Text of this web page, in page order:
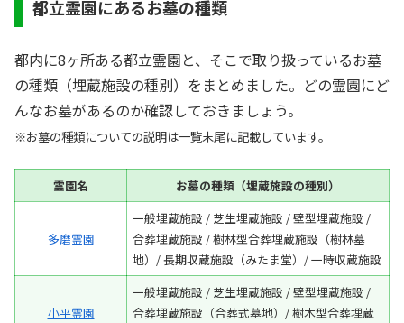
都立霊園にあるお墓の種類
都内に8ヶ所ある都立霊園と、そこで取り扱っているお墓
の種類（埋蔵施設の種別）をまとめました。どの霊園にど
んなお墓があるのか確認しておきましょう。
※お墓の種類についての説明は一覧末尾に記載しています。
霊園名 お墓の種類（埋蔵施設の種別）
多磨霊園
一般埋蔵施設 / 芝生埋蔵施設 / 壁型埋蔵施設 /
合葬埋蔵施設 / 樹林型合葬埋蔵施設（樹林墓
地）/ 長期収蔵施設（みたま堂）/ 一時収蔵施設
小平霊園
一般埋蔵施設 / 芝生埋蔵施設 / 壁型埋蔵施設 /
合葬埋蔵施設（合葬式墓地）/ 樹木型合葬埋蔵